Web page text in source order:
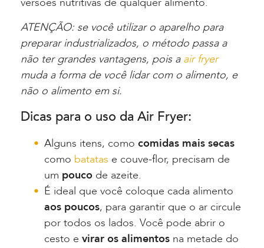
ATENÇÃO: se você utilizar o aparelho para
preparar industrializados, o método passa a
não ter grandes vantagens, pois a air fryer
muda a forma de você lidar com o alimento, e
não o alimento em si.
Dicas para o uso da Air Fryer:
Alguns itens, como comidas mais secas
como batatas e couve-flor, precisam de
um pouco de azeite.
É ideal que você coloque cada alimento
aos poucos, para garantir que o ar circule
por todos os lados. Você pode abrir o
cesto e virar os alimentos na metade do